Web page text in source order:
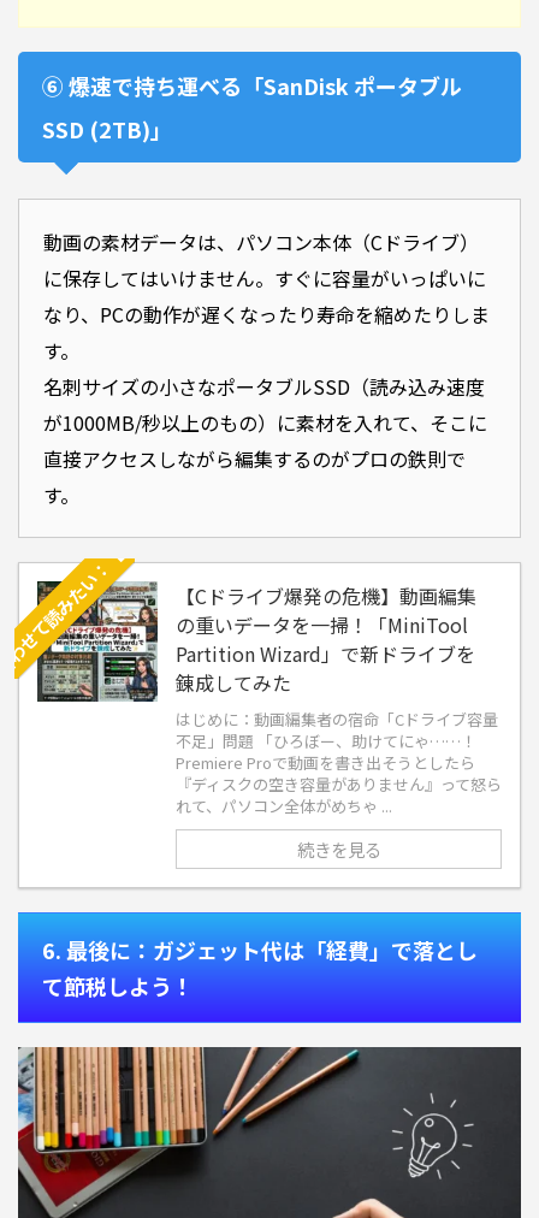
⑥ 爆速で持ち運べる「SanDisk ポータブル
SSD (2TB)」
動画の素材データは、パソコン本体（Cドライブ）
に保存してはいけません。すぐに容量がいっぱいに
なり、PCの動作が遅くなったり寿命を縮めたりしま
す。
名刺サイズの小さなポータブルSSD（読み込み速度
が1000MB/秒以上のもの）に素材を入れて、そこに
直接アクセスしながら編集するのがプロの鉄則で
す。
ライブ爆発の危機】動画編集の重いデータを
【Cドライブ爆発の危機】動画編集
の重いデータを一掃！「MiniTool
Partition Wizard」で新ドライブを
錬成してみた
はじめに：動画編集者の宿命「Cドライブ容量
不足」問題 「ひろぼー、助けてにゃ……！
Premiere Proで動画を書き出そうとしたら
『ディスクの空き容量がありません』って怒ら
れて、パソコン全体がめちゃ ...
続きを見る
6. 最後に：ガジェット代は「経費」で落とし
て節税しよう！